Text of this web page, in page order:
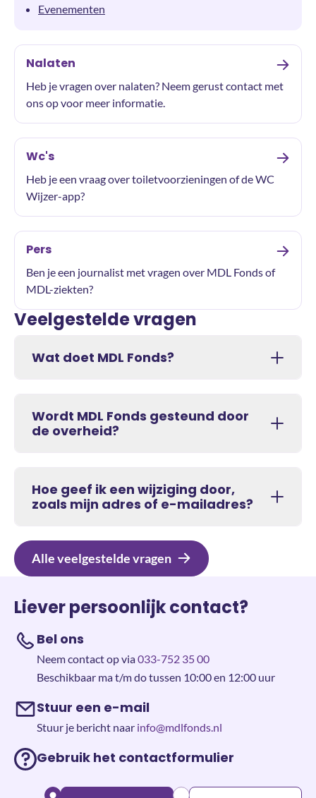
Evenementen
Nalaten
Heb je vragen over nalaten? Neem gerust contact met
ons op voor meer informatie.
Wc's
Heb je een vraag over toiletvoorzieningen of de WC
Wijzer-app?
Pers
Ben je een journalist met vragen over MDL Fonds of
MDL-ziekten?
Veelgestelde vragen
Wat doet MDL Fonds?
Wordt MDL Fonds gesteund door
de overheid?
Hoe geef ik een wijziging door,
zoals mijn adres of e-mailadres?
Alle veelgestelde vragen
Liever persoonlijk contact?
Bel ons
Neem contact op via033-752 35 00
Beschikbaar ma t/m do tussen 10:00 en 12:00 uur
Stuur een e-mail
Stuur je bericht naar info@mdlfonds.nl
Gebruik het contactformulier